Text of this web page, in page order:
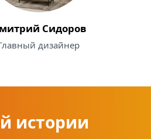
Сидоров
дизайнер
истории